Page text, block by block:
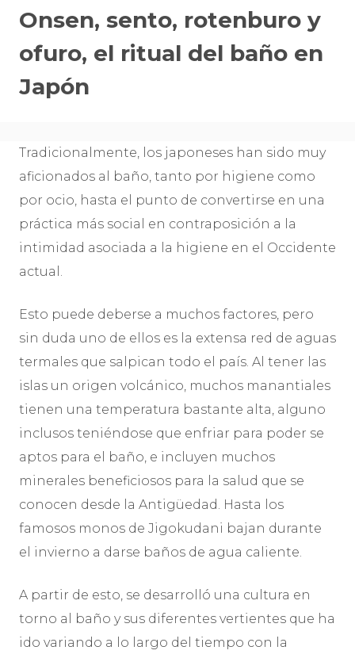
Onsen, sento, rotenburo y
ofuro, el ritual del baño en
Japón
Tradicionalmente, los japoneses han sido muy
aficionados al baño, tanto por higiene como
por ocio, hasta el punto de convertirse en una
práctica más social en contraposición a la
intimidad asociada a la higiene en el Occidente
actual.
Esto puede deberse a muchos factores, pero
sin duda uno de ellos es la extensa red de aguas
termales que salpican todo el país. Al tener las
islas un origen volcánico, muchos manantiales
tienen una temperatura bastante alta, alguno
inclusos teniéndose que enfriar para poder se
aptos para el baño, e incluyen muchos
minerales beneficiosos para la salud que se
conocen desde la Antigüedad. Hasta los
famosos monos de Jigokudani bajan durante
el invierno a darse baños de agua caliente.
A partir de esto, se desarrolló una cultura en
torno al baño y sus diferentes vertientes que ha
ido variando a lo largo del tiempo con la